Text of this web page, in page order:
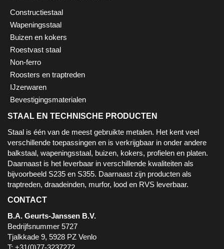
Constructiestaal
Wapeningsstaal
Buizen en kokers
Roestvast staal
Non-ferro
Roosters en traptreden
IJzerwaren
Bevestigingsmaterialen
STAAL EN TECHNISCHE PRODUCTEN
Staal is één van de meest gebruikte metalen. Het kent veel
verschillende toepassingen en is verkrijgbaar in onder andere
balkstaal, wapeningsstaal, buizen, kokers, profielen en platen.
Daarnaast is het leverbaar in verschillende kwaliteiten als
bijvoorbeeld S235 en S355. Daarnaast zijn producten als
traptreden, draadeinden, murfor, lood en RVS leverbaar.
CONTACT
B.A. Geurts-Janssen B.V.
Bedrijfsnummer 5727
Tjalkkade 9, 5928 PZ Venlo
T: +31(0)77-3237272